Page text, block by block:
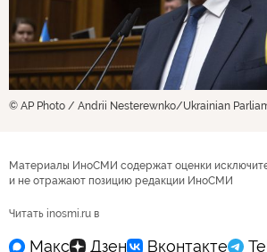
© AP Photo / Andrii Nesterewnko/Ukrainian
Материалы ИноСМИ содержат оценки
и не отражают позицию редакции ИноСМИ
Читать inosmi.ru в